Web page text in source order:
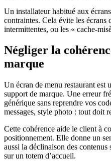
Un installateur habitué aux
contraintes. Cela évite les écrans
intermittentes, ou les « cache-
Négliger la
marque
Un écran de menu restaurant est
support de marque. Une erreur
générique sans reprendre vos
messages, style photo : tout doit
Cette cohérence aide le client à
positionnement. Elle donne un
aussi la déclinaison des
sur un totem d’accueil.